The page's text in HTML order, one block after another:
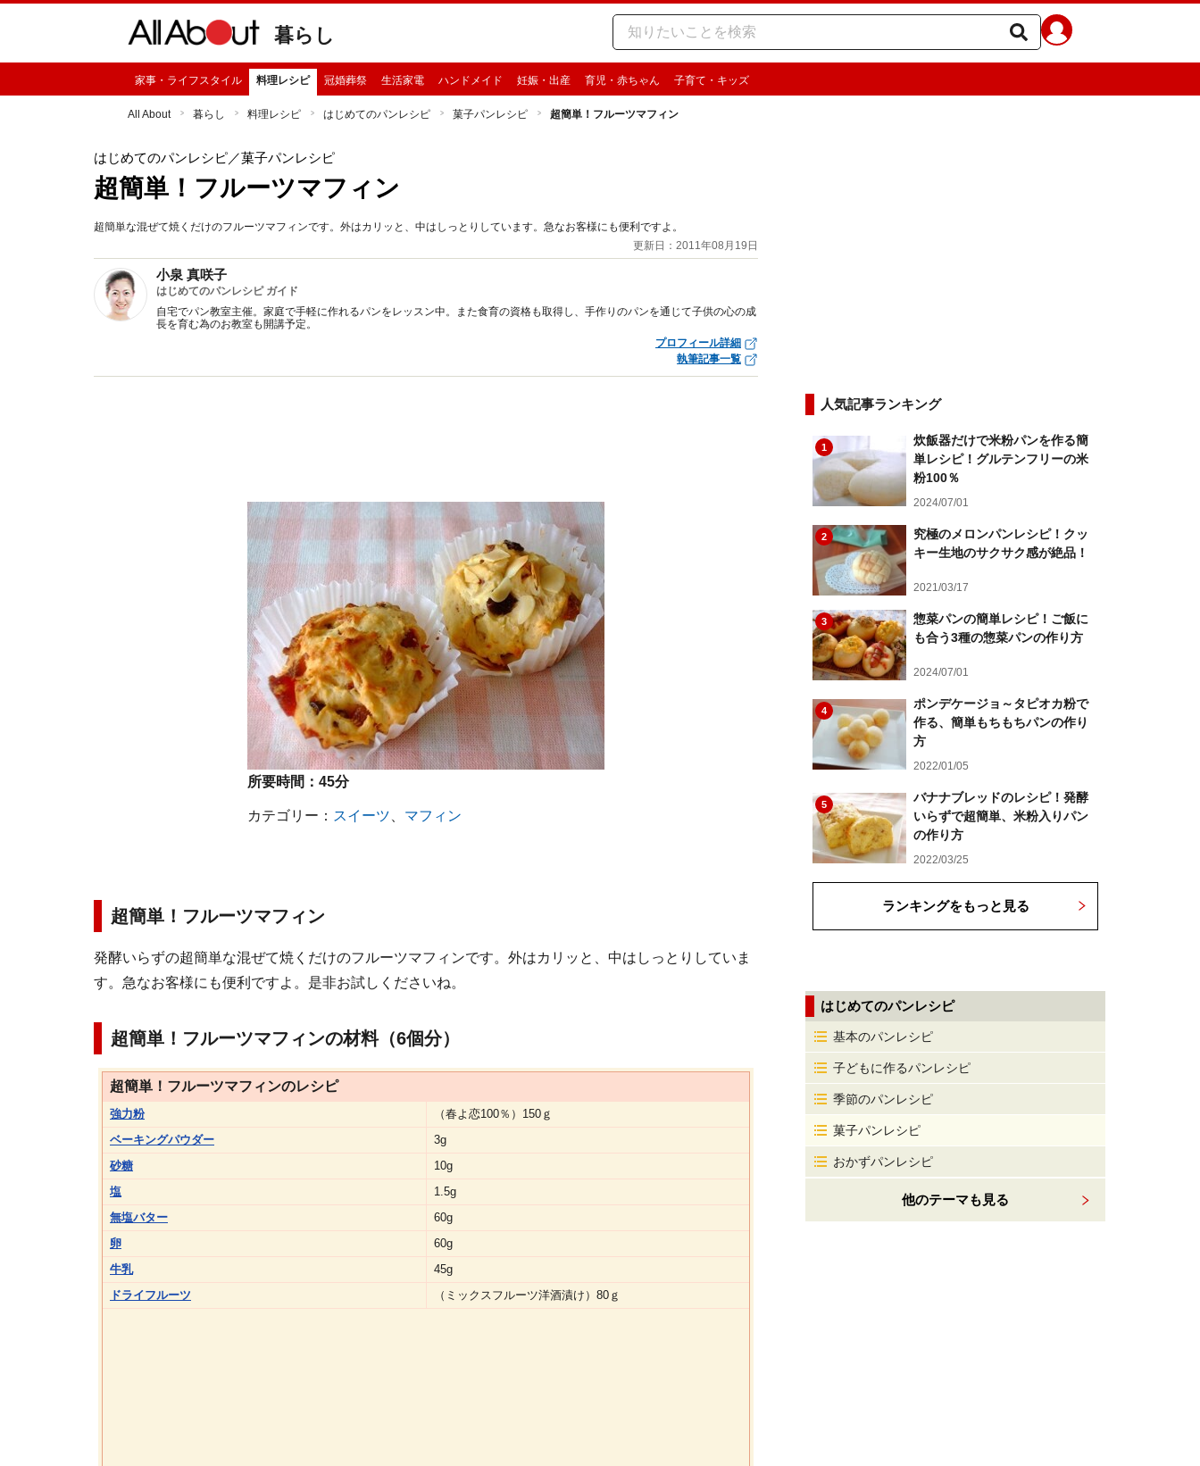
暮らし
家事・ライフスタイル 料理レシピ 冠婚葬祭 生活家電 ハンドメイド 妊娠・出産 育児・赤ちゃん 子育て・キッズ
All About 暮らし 料理レシピ はじめてのパンレシピ 菓子パンレシピ 超簡単！フルーツマフィン
はじめてのパンレシピ／菓子パンレシピ
超簡単！フルーツマフィン
超簡単な混ぜて焼くだけのフルーツマフィンです。外はカリッと、中はしっとりしています。急なお客様にも便利ですよ。
更新日：2011年08月19日
小泉 真咲子
はじめてのパンレシピ ガイド
自宅でパン教室主催。家庭で手軽に作れるパンをレッスン中。また食育の資格も取得し、手作りのパンを通じて子供の心の成
長を育む為のお教室も開講予定。
プロフィール詳細
執筆記事一覧
所要時間： 45分
カテゴリー： スイーツ マフィン
超簡単！フルーツマフィン
発酵いらずの超簡単な混ぜて焼くだけのフルーツマフィンです。外はカリッと、中はしっとりしていま
す。急なお客様にも便利ですよ。是非お試しくださいね。
超簡単！フルーツマフィンの材料（6個分）
超簡単！フルーツマフィンのレシピ
強力粉
（春よ恋100％）150ｇ
ベーキングパウダー
3g
砂糖
10g
塩
1.5g
無塩バター
60g
卵
60g
牛乳
45g
ドライフルーツ
（ミックスフルーツ洋酒漬け）80ｇ
人気記事ランキング
1
炊飯器だけで米粉パンを作る簡
単レシピ！グルテンフリーの米
粉100％
2024/07/01
2
究極のメロンパンレシピ！クッ
キー生地のサクサク感が絶品！
2021/03/17
3
惣菜パンの簡単レシピ！ご飯に
も合う3種の惣菜パンの作り方
2024/07/01
4
ポンデケージョ～タピオカ粉で
作る、簡単もちもちパンの作り
方
2022/01/05
5
バナナブレッドのレシピ！発酵
いらずで超簡単、米粉入りパン
の作り方
2022/03/25
ランキングをもっと見る
はじめてのパンレシピ
基本のパンレシピ
子どもに作るパンレシピ
季節のパンレシピ
菓子パンレシピ
おかずパンレシピ
他のテーマも見る